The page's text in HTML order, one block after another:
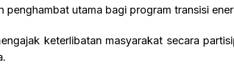
utama bagi program transisi
keterlibatan masyarakat secara